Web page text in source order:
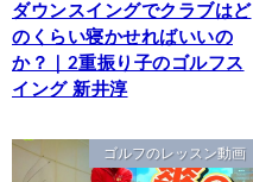
ダウンスイングでクラブはど
のくらい寝かせればいいの
か？｜2重振り子のゴルフス
イング 新井淳
ゴルフのレッスン動画